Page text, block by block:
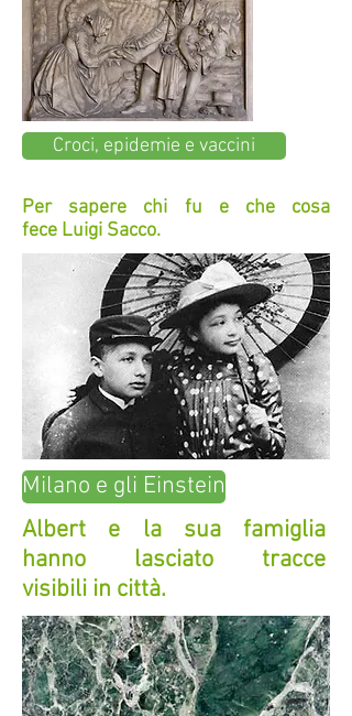
Milano e gli Einstein
Albert e la sua famiglia
hanno lasciato tracce
visibili in città.
Per sapere chi fu e che cosa
fece Luigi Sacco.
Croci, epidemie e vaccini